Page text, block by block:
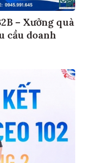
– Xưởng quà
cầu doanh